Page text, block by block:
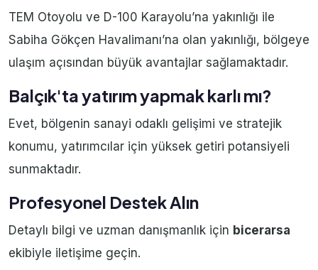
TEM Otoyolu ve D-100 Karayolu’na yakınlığı ile
Sabiha Gökçen Havalimanı’na olan yakınlığı, bölgeye
ulaşım açısından büyük avantajlar sağlamaktadır.
Balçık'ta yatırım yapmak karlı mı?
Evet, bölgenin sanayi odaklı gelişimi ve stratejik
konumu, yatırımcılar için yüksek getiri potansiyeli
sunmaktadır.
Profesyonel Destek Alın
Detaylı bilgi ve uzman danışmanlık için bicerarsa
ekibiyle iletişime geçin.